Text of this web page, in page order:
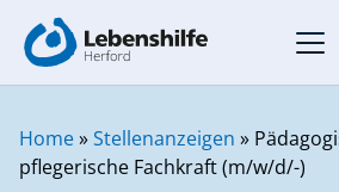
Menü
Home»Stellenanzeigen »
pflegerische Fachkraft (m/w/d/-)